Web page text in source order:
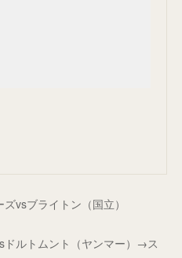
vsブライトン（国立）
ルトムント（ヤンマー）→ス